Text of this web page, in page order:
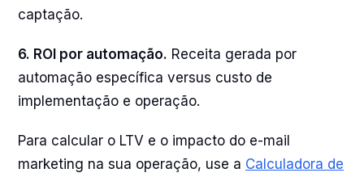
captação.
6. ROI por automação. Receita gerada por
automação específica versus custo de
implementação e operação.
Para calcular o LTV e o impacto do e-mail
marketing na sua operação, use a Calculadora de